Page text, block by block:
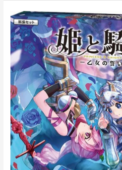
姫
と
騎
士：
乙
女
の
誓
い